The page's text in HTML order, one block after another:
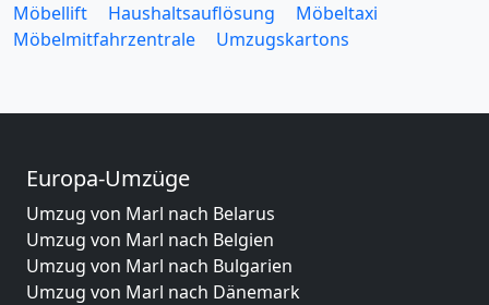
Möbellift
Haushaltsauflösung
Möbeltaxi
Möbelmitfahrzentrale
Umzugskartons
Europa-Umzüge
Umzug von Marl nach Belarus
Umzug von Marl nach Belgien
Umzug von Marl nach Bulgarien
Umzug von Marl nach Dänemark